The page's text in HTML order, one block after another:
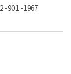
-901 -1967